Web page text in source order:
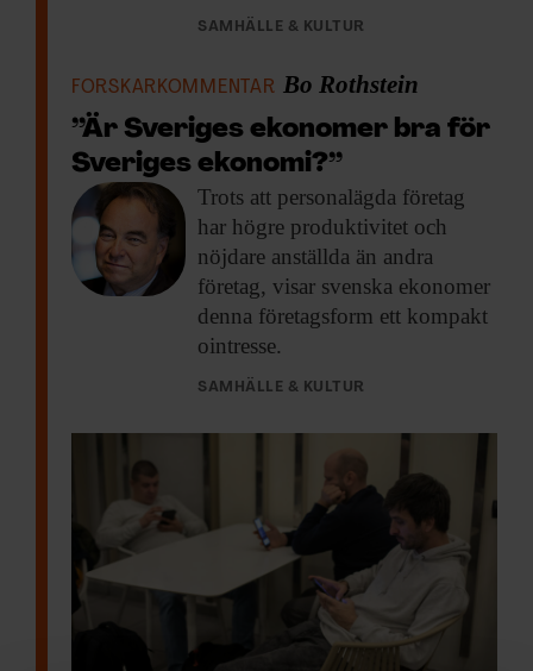
SAMHÄLLE & KULTUR
FORSKARKOMMENTAR Bo Rothstein
”Är Sveriges ekonomer bra för
Sveriges ekonomi?”
Trots att personalägda företag
har högre produktivitet och
nöjdare anställda än andra
företag, visar svenska ekonomer
denna företagsform ett kompakt
ointresse.
SAMHÄLLE & KULTUR